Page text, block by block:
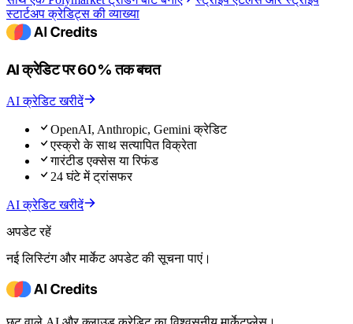
स्टार्टअप क्रेडिट्स की व्याख्या
AI क्रेडिट पर 60% तक बचत
AI क्रेडिट खरीदें
OpenAI, Anthropic, Gemini क्रेडिट
एस्क्रो के साथ सत्यापित विक्रेता
गारंटीड एक्सेस या रिफंड
24 घंटे में ट्रांसफर
AI क्रेडिट खरीदें
अपडेट रहें
नई लिस्टिंग और मार्केट अपडेट की सूचना पाएं।